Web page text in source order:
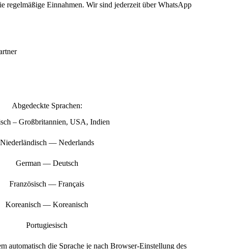
regelmäßige Einnahmen. Wir sind jederzeit über WhatsApp
Abgedeckte Sprachen:
– Großbritannien, USA, Indien
Niederländisch — Nederlands
German — Deutsch
Französisch — Français
Koreanisch — Koreanisch
Portugiesisch
automatisch die Sprache je nach Browser-Einstellung des